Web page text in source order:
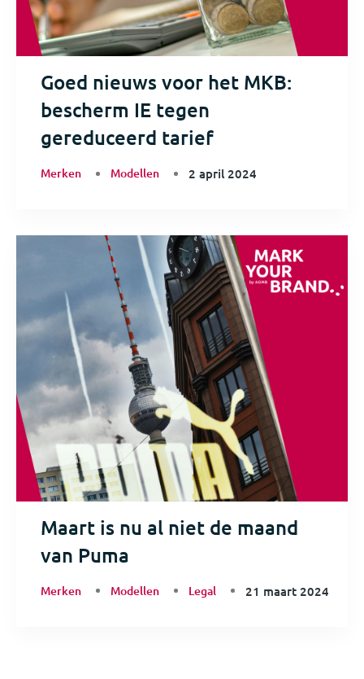
Goed nieuws voor het MKB:
bescherm IE tegen
gereduceerd tarief
Merken Modellen 2 april 2024
Maart is nu al niet de maand
van Puma
Merken Modellen Legal 21 maart 2024